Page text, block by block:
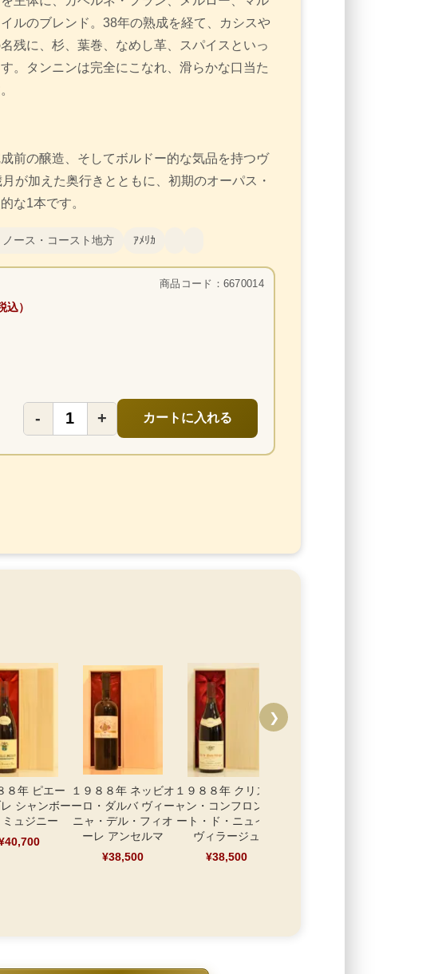
ルのブレンド。38年の熟成を経て、カシスや
残に、杉、葉巻、なめし革、スパイスといっ
。タンニンは完全にこなれ、滑らかな口当た
前の醸造、そしてボルドー的な気品を持つヴ
が加えた奥行きとともに、初期のオーパス・
な1本です。
ース・コースト地方 ｱﾒﾘｶ
商品コード：6670014
込）
- + カートに入れる
８年 ピエー
シャンボー
ミュジニー
１９８８年 ネッビオ
ーロ・ダルバ ヴィー
ニャ・デル・フィオ
ーレ アンセルマ
¥38,500
１９８８年 クリスチ
ャン・コンフロン コ
ート・ド・ニュイ・
ヴィラージュ
¥38,500
❯